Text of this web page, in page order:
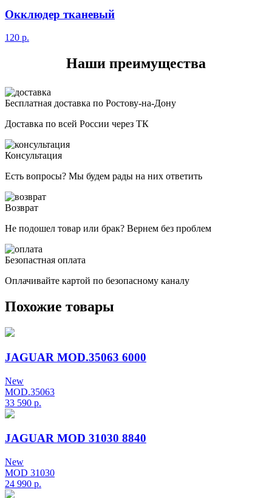
Окклюдер тканевый
120 р.
Наши преимущества
Бесплатная доставка по Ростову-на-Дону
Доставка по всей России через ТК
Консультация
Есть вопросы? Мы будем рады на них ответить
Возврат
Не подошел товар или брак? Вернем без проблем
Безопастная оплата
Оплачивайте картой по безопасному каналу
Похожие товары
JAGUAR MOD.35063 6000
New
MOD.35063
33 590 р.
JAGUAR MOD 31030 8840
New
MOD 31030
24 990 р.